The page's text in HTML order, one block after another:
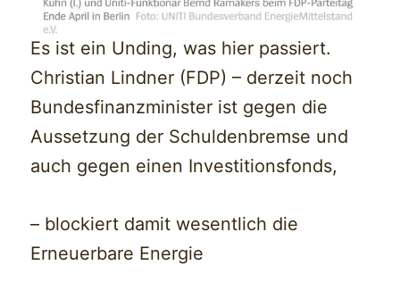
Es ist ein Unding, was hier passiert.
Christian Lindner (FDP) – derzeit noch
Bundesfinanzminister ist gegen die
Aussetzung der Schuldenbremse und
auch gegen einen Investitionsfonds,
– blockiert damit wesentlich die
Erneuerbare Energie